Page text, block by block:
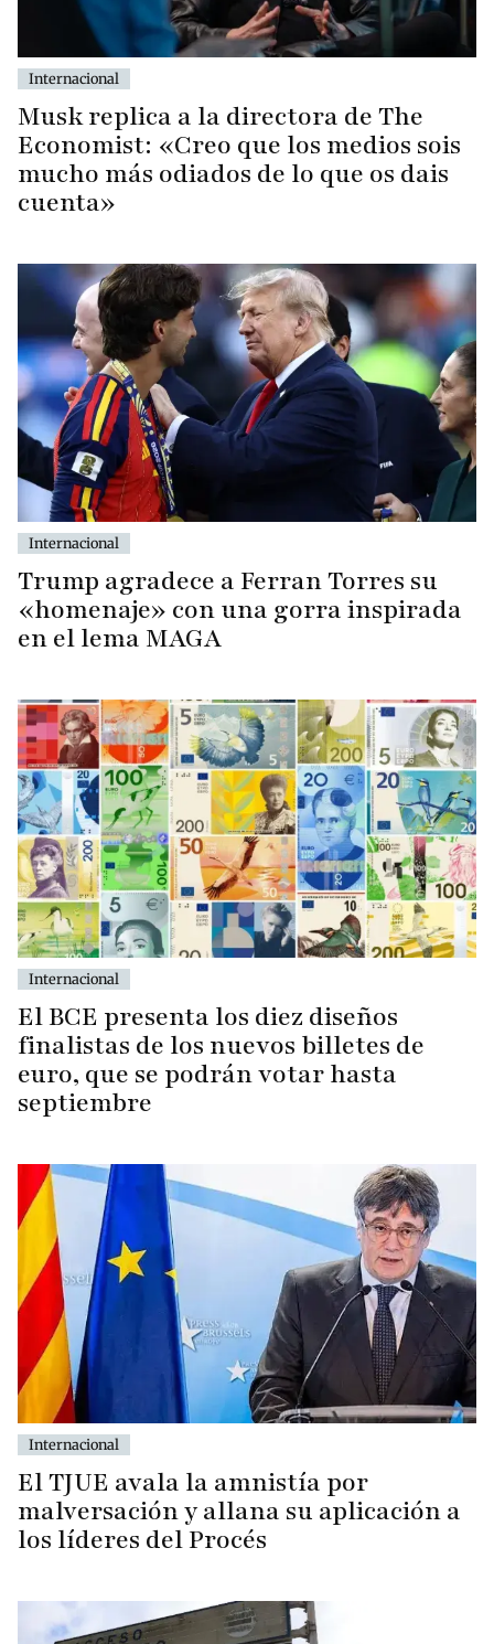
Internacional
Musk replica a la directora de The
Economist: «Creo que los medios sois
mucho más odiados de lo que os dais
cuenta»
Internacional
Trump agradece a Ferran Torres su
«homenaje» con una gorra inspirada
en el lema MAGA
Internacional
El BCE presenta los diez diseños
finalistas de los nuevos billetes de
euro, que se podrán votar hasta
septiembre
Internacional
El TJUE avala la amnistía por
malversación y allana su aplicación a
los líderes del Procés